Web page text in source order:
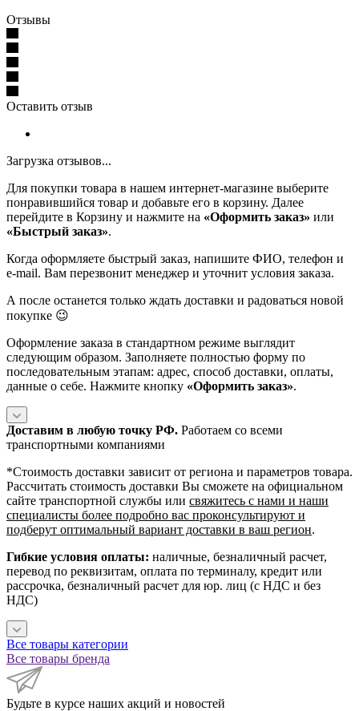
Отзывы
Оставить отзыв
Загрузка отзывов...
Для покупки товара в нашем интернет-магазине выберите
понравившийся товар и добавьте его в корзину. Далее
перейдите в Корзину и нажмите на «Оформить заказ» или
«Быстрый заказ».
Когда оформляете быстрый заказ, напишите ФИО, телефон и
e-mail. Вам перезвонит менеджер и уточнит условия заказа.
А после останется только ждать доставки и радоваться новой
покупке 😉
Оформление заказа в стандартном режиме выглядит
следующим образом. Заполняете полностью форму по
последовательным этапам: адрес, способ доставки, оплаты,
данные о себе. Нажмите кнопку «Оформить заказ».
Доставим в любую точку РФ. Работаем со всеми
транспортными компаниями
*Cтоимость доставки зависит от региона и параметров товара.
Рассчитать стоимость доставки Вы сможете на официальном
сайте транспортной службы или свяжитесь с нами и наши
специалисты более подробно вас проконсультируют и
подберут оптимальный вариант доставки в ваш регион.
Гибкие условия оплаты: наличные, безналичный расчет,
перевод по реквизитам, оплата по терминалу, кредит или
рассрочка, безналичный расчет для юр. лиц (с НДС и без
НДС)
Все товары категории
Все товары бренда
Будьте в курсе наших акций и новостей